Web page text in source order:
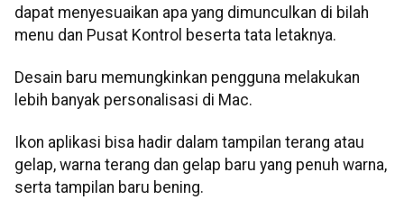
dapat menyesuaikan apa yang dimunculkan di bilah
menu dan Pusat Kontrol beserta tata letaknya.
Desain baru memungkinkan pengguna melakukan
lebih banyak personalisasi di Mac.
Ikon aplikasi bisa hadir dalam tampilan terang atau
gelap, warna terang dan gelap baru yang penuh warna,
serta tampilan baru bening.